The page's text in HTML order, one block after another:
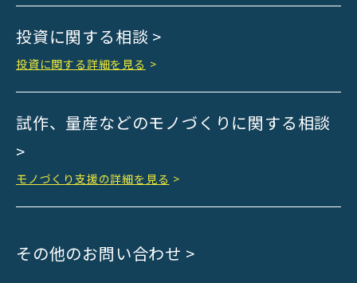
Kyoto Shinkin Bank
maxell
SMBC
DBJ
ROHM
sunbridge
SHIMADZU
THK
投資に関する相談 >
投資に関する詳細を見る >
試作、量産などのモノづくりに関する相談
>
モノづくり支援の詳細を見る >
その他のお問い合わせ >